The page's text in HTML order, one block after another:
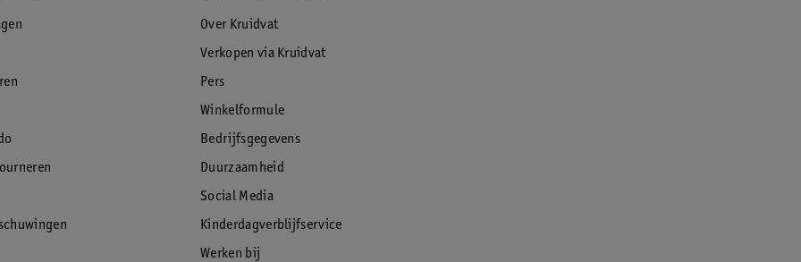
Over Kruidvat
Verkopen via Kruidvat
Pers
Winkelformule
Bedrijfsgegevens
Duurzaamheid
Social Media
Kinderdagverblijfservice
Werken bij